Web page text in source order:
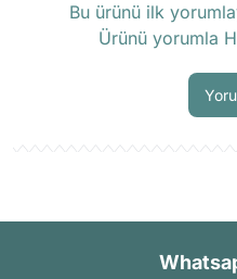
Bu ürünü ilk
Ürünü yorumla